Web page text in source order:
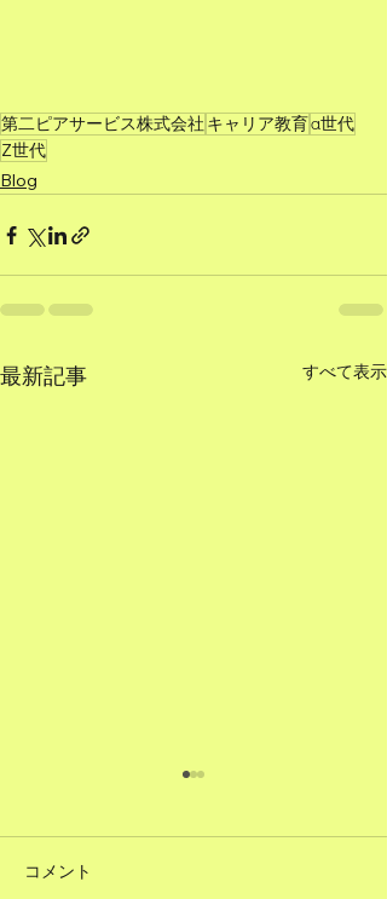
第二ピアサービス株式会社 キャリア教育α世代
Z世代
Blog
最新記事 すべて表示
コメント